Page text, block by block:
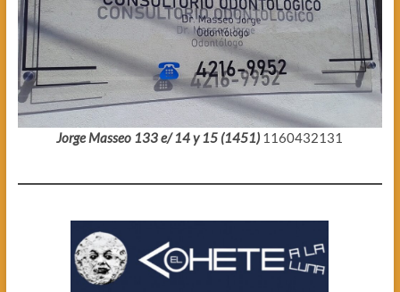
Jorge Masseo 133 e/ 14 y 15 (1451) 1160432131